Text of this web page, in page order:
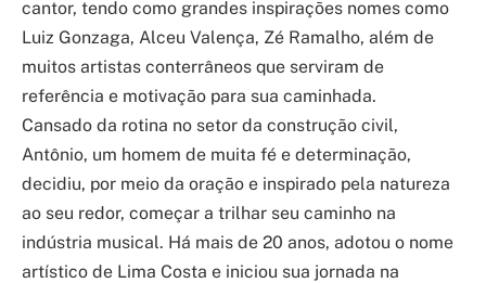
cantor, tendo como grandes inspirações nomes como
Luiz Gonzaga, Alceu Valença, Zé Ramalho, além de
muitos artistas conterrâneos que serviram de
referência e motivação para sua caminhada.
Cansado da rotina no setor da construção civil,
Antônio, um homem de muita fé e determinação,
decidiu, por meio da oração e inspirado pela natureza
ao seu redor, começar a trilhar seu caminho na
indústria musical. Há mais de 20 anos, adotou o nome
artístico de Lima Costa e iniciou sua jornada na